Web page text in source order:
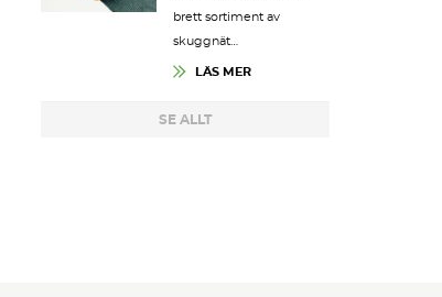
brett sortiment av
skuggnät…
LÄS MER
SE ALLT